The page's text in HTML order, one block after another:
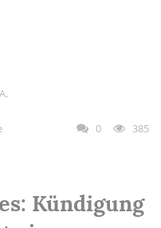
0 385
Kündigung